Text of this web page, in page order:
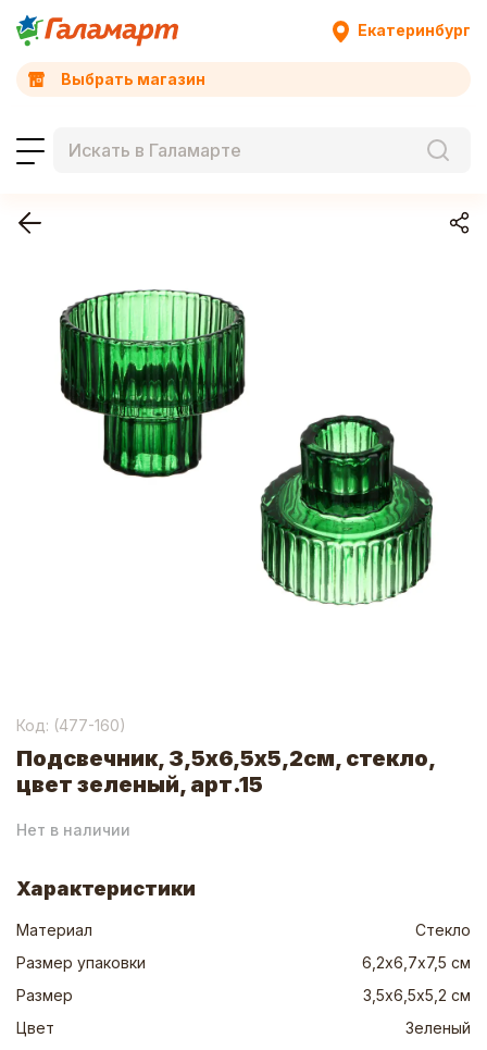
Екатеринбург
Выбрать магазин
Код: (477-160)
Подсвечник, 3,5х6,5х5,2см, стекло,
цвет зеленый, арт.15
Нет в наличии
Характеристики
Материал
Стекло
Размер упаковки
6,2х6,7х7,5 см
Размер
3,5х6,5х5,2 см
Цвет
Зеленый